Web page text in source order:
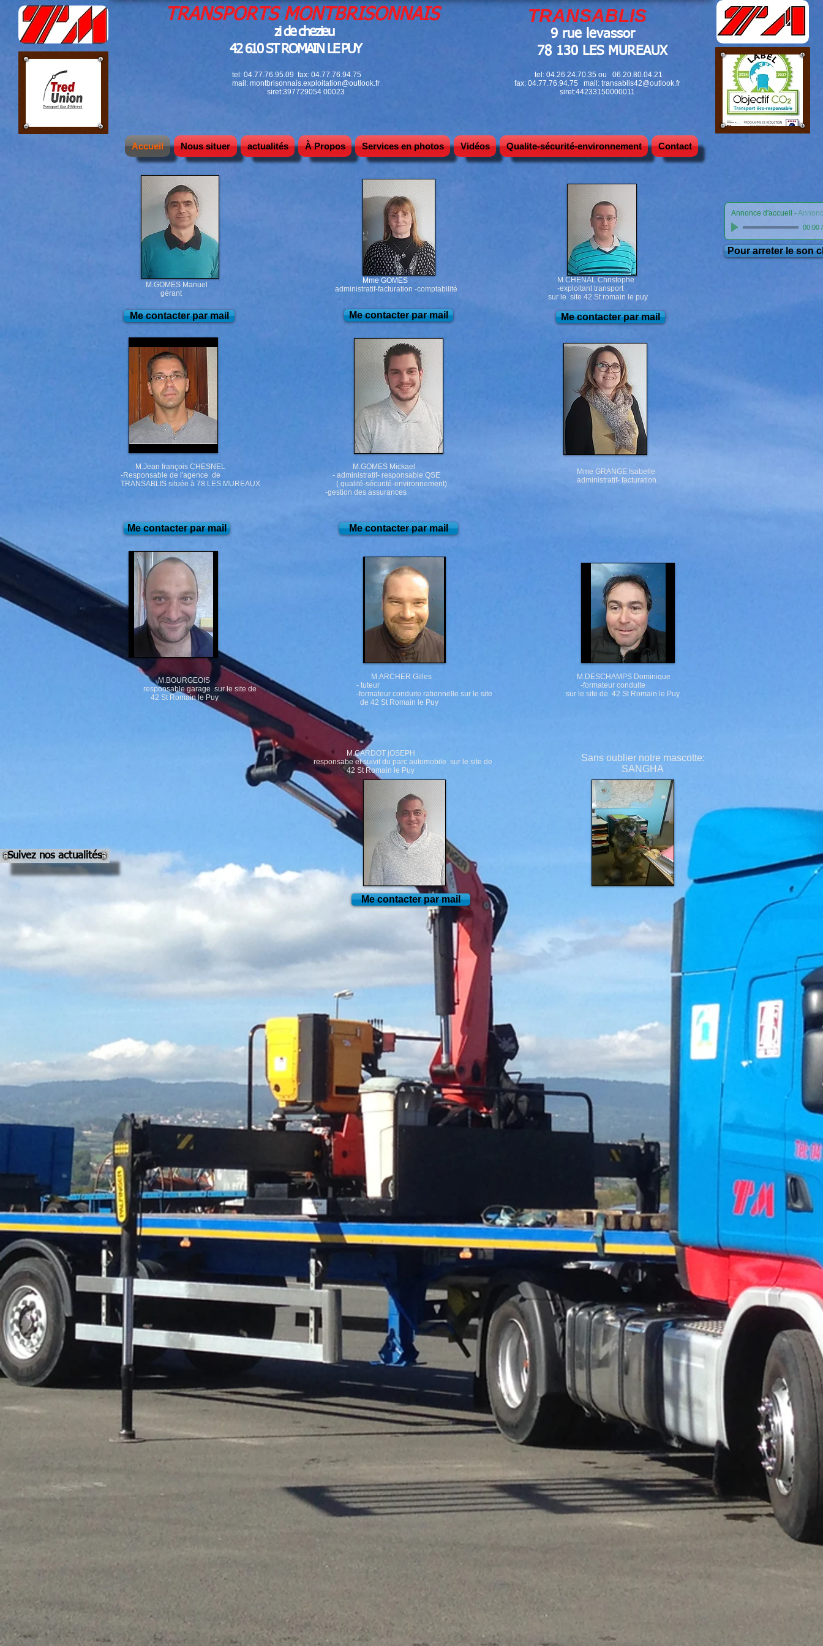
TRANSPORTS MONTBRISONNAIS
zi de chezieu
42 610 ST ROMAIN LE PUY
tel: 04.77.76.95.09 fax: 04.77.76.94.75
mail: montbrisonnais.exploitation@outlook.fr
siret:397729054 00023
TRANSABLIS
9 rue levassor
78 130 LES MUREAUX
tel: 04.26.24.70.35 ou 06.20.80.04.21
fax: 04.77.76.94.75 mail: transablis42@outlook.fr
siret:44233150000011
Accueil Nous situer actualités À Propos Services en photos Vidéos Qualite-sécurité-environnement Contact
Suivez nos actualités
M.GOMES Manuel
gérant
Me contacter par mail
M.Jean françois CHESNEL
-Responsable de l'agence de
TRANSABLIS située à 78 LES MUREAUX
Me contacter par mail
M.BOURGEOIS
responsable garage sur le site de
42 St Romain le Puy
Mme GOMES
administratif-facturation -comptabilité
Me contacter par mail
M.GOMES Mickael
- administratif- responsable QSE
( qualité-sécurité-environnement)
-gestion des assurances
M.CHENAL Christophe
-exploitant transport
sur le site 42 St romain le puy
Me contacter par mail
Mme GRANGE Isabelle
administratif- facturation
Me contacter par mail
M.ARCHER Gilles
- tuteur
-formateur conduite rationnelle sur le site
de 42 St Romain le Puy
M.DESCHAMPS Dominique
-formateur conduite
sur le site de 42 St Romain le Puy
M.CARDOT jOSEPH
responsabe et suivit du parc automobile sur le site de
42 St Romain le Puy
Sans oublier notre mascotte:
SANGHA
Me contacter par mail
Annonce d'accueil -
00:00
Pour arreter le son